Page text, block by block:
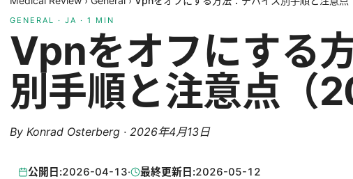
GENERAL · JA · 1 MIN
Vpnをオフにする
別手順と注意点（
By Konrad Osterberg · 2026年4月13日
公開日:2026-04-13· 最終更新日:2026-05-12